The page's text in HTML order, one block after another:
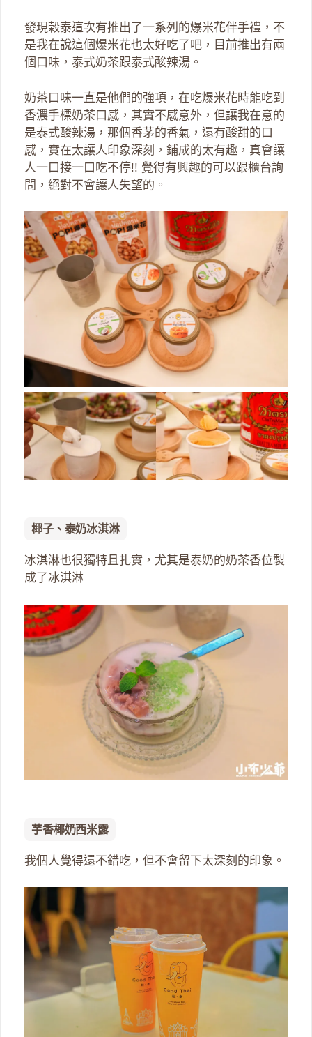
發現榖泰這次有推出了一系列的爆米花伴手禮，不
是我在說這個爆米花也太好吃了吧，目前推出有兩
個口味，泰式奶茶跟泰式酸辣湯。
奶茶口味一直是他們的強項，在吃爆米花時能吃到
香濃手標奶茶口感，其實不感意外，但讓我在意的
是泰式酸辣湯，那個香茅的香氣，還有酸甜的口
感，實在太讓人印象深刻，鋪成的太有趣，真會讓
人一口接一口吃不停!! 覺得有興趣的可以跟櫃台詢
問，絕對不會讓人失望的。
椰子、泰奶冰淇淋
冰淇淋也很獨特且扎實，尤其是泰奶的奶茶香位製
成了冰淇淋
芋香椰奶西米露
我個人覺得還不錯吃，但不會留下太深刻的印象。